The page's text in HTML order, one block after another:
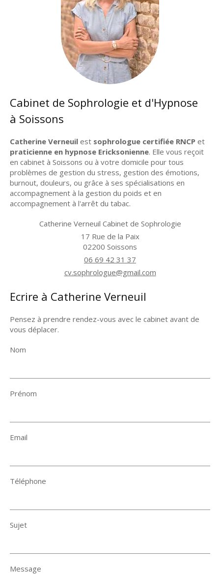
Cabinet de Sophrologie et d'Hypnose
à Soissons
Catherine Verneuil est sophrologue certifiée RNCP et
praticienne en hypnose Ericksonienne. Elle vous reçoit
en cabinet à Soissons ou à votre domicile pour tous
problèmes de gestion du stress, gestion des émotions,
burnout, douleurs, ou grâce à ses spécialisations en
accompagnement à la gestion du poids et en
accompagnement à l'arrêt du tabac.
Catherine Verneuil Cabinet de Sophrologie
17 Rue de la Paix
02200 Soissons
06 69 42 31 37
cv.sophrologue@gmail.com
Ecrire à Catherine Verneuil
Pensez à prendre rendez-vous avec le cabinet avant de
vous déplacer.
Nom
Prénom
Email
Téléphone
Sujet
Message